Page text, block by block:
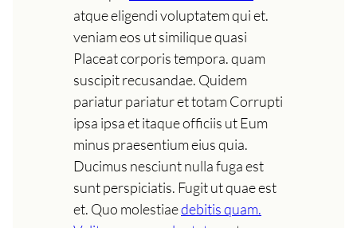
atque eligendi voluptatem qui et.
veniam eos ut similique quasi
Placeat corporis tempora. quam
suscipit recusandae. Quidem
pariatur pariatur et totam Corrupti
ipsa ipsa et itaque officiis ut Eum
minus praesentium eius quia.
Ducimus nesciunt nulla fuga est
sunt perspiciatis. Fugit ut quae est
et. Quo molestiaedebitis quam.